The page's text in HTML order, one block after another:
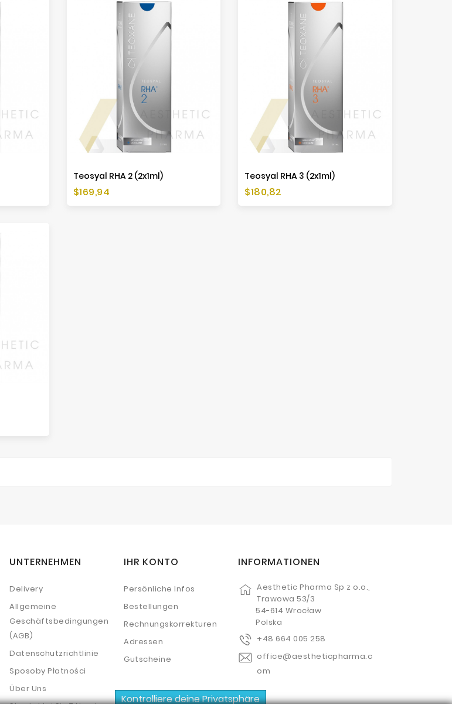
Teosyal RHA 2 (2x1ml)
Preis
$169,94
Teosyal RHA 3 (2x1ml)
Preis
$180,82
UNTERNEHMEN
Delivery
Allgemeine
Geschäftsbedingungen
(AGB)
Datenschutzrichtlinie
Sposoby Płatności
Über Uns
IHR KONTO
Persönliche Infos
Bestellungen
Rechnungskorrekturen
Adressen
Gutscheine
INFORMATIONEN
Aesthetic Pharma Sp z o.o.,
Trawowa 53/3
54-614 Wrocław
Polska
+48 664 005 258
office@aestheticpharma.c
om
Kontrolliere deine Privatsphäre